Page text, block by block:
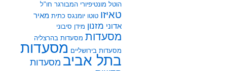
הוטל מונטיפיורי המבורגר חו"ל
טאיזו טוטו יומנגס כתית מאיר
אדוני מזנון מידן סיבוני
מסעדות מסעדות בהרצליה
מסעדות בירושליים מסעדות
בתל אביב מסעדות